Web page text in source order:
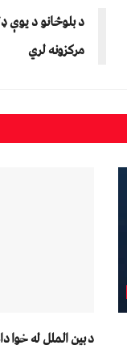
د بلوڅانو د
مرکزونه لري
د بين الملل له خوا